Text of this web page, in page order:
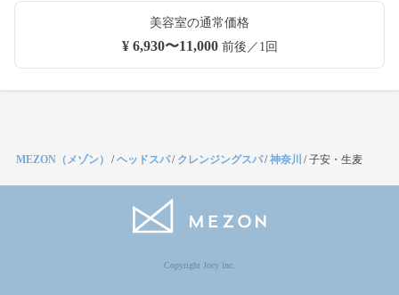
美容室の通常価格
¥ 6,930〜11,000前後／1回
MEZON（メゾン） /ヘッドスパ/ クレンジングスパ/神奈川 /子安・生麦
Copyright Jocy inc.